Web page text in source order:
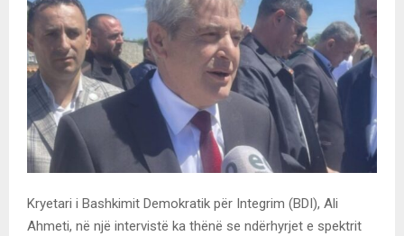
Kryetari i Bashkimit Demokratik për Integrim (BDI), Ali
Ahmeti, në një intervistë ka thënë se ndërhyrjet e spektrit